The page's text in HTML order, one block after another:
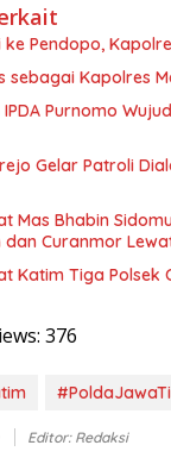
ke Pendopo,
sebagai Kapolres
Purnomo
Gelar Patroli
Mas Bhabin
Curanmor
Katim Tiga Polsek
376
Editor: Redaksi